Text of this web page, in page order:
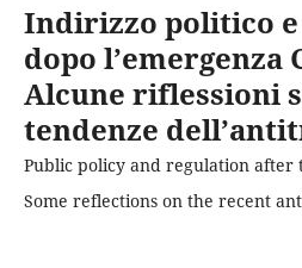
Indirizzo politico
dopo l’emergenza
Alcune riflessioni
tendenze
Public policy and regulation after
Some reflections on the recent